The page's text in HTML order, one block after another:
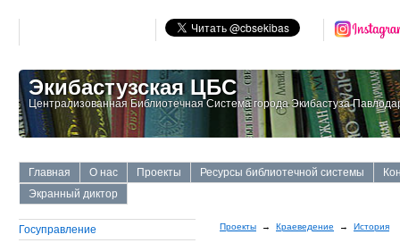
Экибастузская ЦБС
Централизованная Библиотечная Система города Экибастуза
Главная О нас Проекты Ресурсы библиотечной системы
Экранный диктор
Госуправление
Проекты → Краеведение → История